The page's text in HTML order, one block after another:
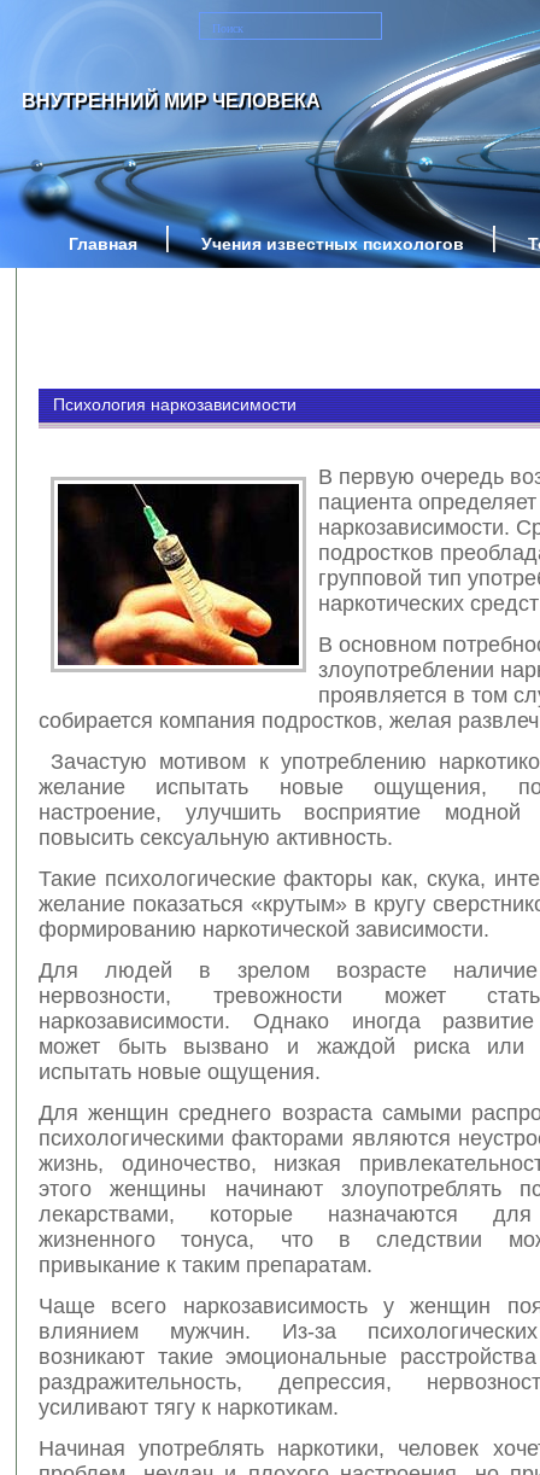
ВНУТРЕННИЙ МИР ЧЕЛОВЕКА
Главная Учения известных психологов
Психология наркозависимости
В первую очередь
пациента
наркозависимости.
подростков
групповой тип
наркотических
В основном
злоупотреблении
проявляется в том
собирается компания подростков, желая
Зачастую мотивом к употреблению
желание испытать новые ощущения,
настроение, улучшить восприятие
повысить сексуальную активность.
Такие психологические факторы как, скука,
желание показаться «крутым» в кругу
формированию наркотической зависимости.
Для людей в зрелом возрасте наличие
нервозности, тревожности может
наркозависимости. Однако иногда
может быть вызвано и жаждой риска или
испытать новые ощущения.
Для женщин среднего возраста самыми
психологическими факторами являются
жизнь, одиночество, низкая
этого женщины начинают злоупотреблять
лекарствами, которые назначаются
жизненного тонуса, что в следствии
привыкание к таким препаратам.
Чаще всего наркозависимость у женщин
влиянием мужчин. Из-за
возникают такие эмоциональные
раздражительность, депрессия,
усиливают тягу к наркотикам.
Начиная употреблять наркотики, человек